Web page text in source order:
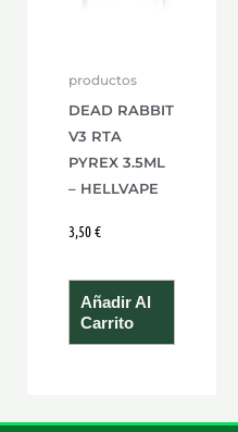
productos
DEAD RABBIT
V3 RTA
PYREX 3.5ML
– HELLVAPE
3,50€
Añadir Al
Carrito